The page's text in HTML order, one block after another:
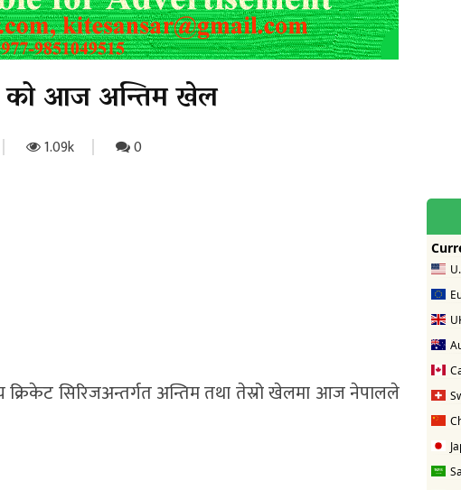
को आज अन्तिम खेल
1.09k 0
क्रिकेट सिरिजअन्तर्गत अन्तिम तथा तेस्रो खेलमा आज नेपालले